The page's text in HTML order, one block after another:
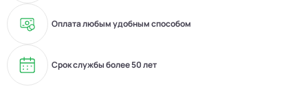
Оплата любым удобным способом
Срок службы более 50 лет